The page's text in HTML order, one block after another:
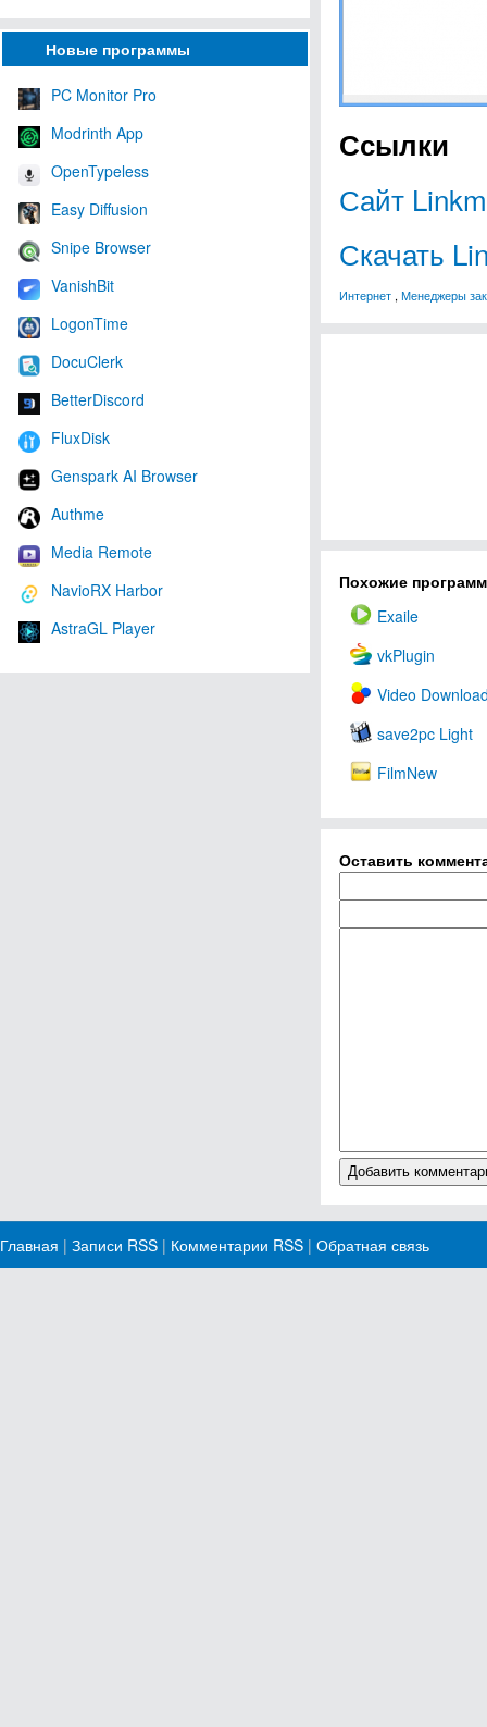
Новые программы
PC Monitor Pro
Modrinth App
OpenTypeless
Easy Diffusion
Snipe Browser
VanishBit
LogonTime
DocuClerk
BetterDiscord
FluxDisk
Genspark AI Browser
Authme
Media Remote
NavioRX Harbor
AstraGL Player
Ссылки
Сайт
Скачать
Интернет , Менеджеры
Похожие
Exaile
vkPlugin
Video
save2pc Light
FilmNew
Оставить
Главная | Записи RSS | Комментарии RSS | Обратная связь